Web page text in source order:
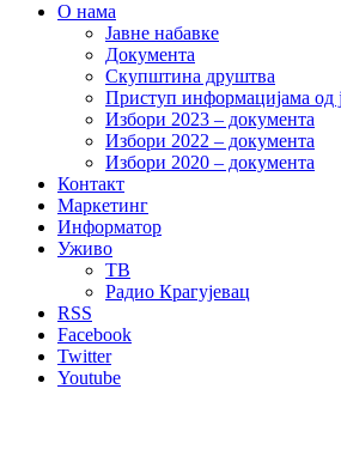
О нама
Јавне набавке
Документа
Скупштина друштва
Приступ информацијама од
Избори 2023 – документа
Избори 2022 – документа
Избори 2020 – документа
Контакт
Маркетинг
Информатор
Уживо
ТВ
Радио Крагујевац
RSS
Facebook
Twitter
Youtube